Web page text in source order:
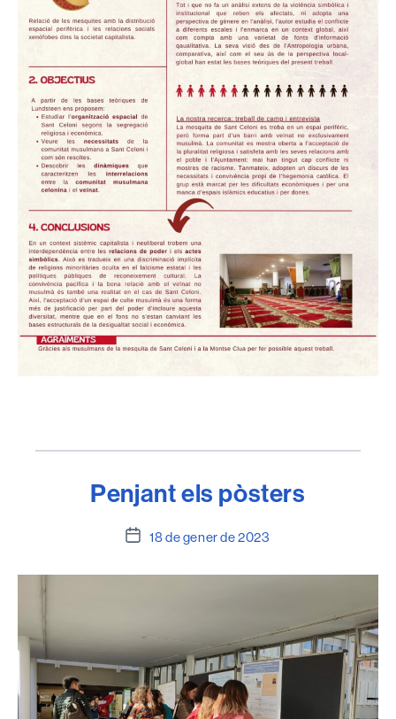
Penjant els pòsters
Data
l'entrada
18 de gener de 2023